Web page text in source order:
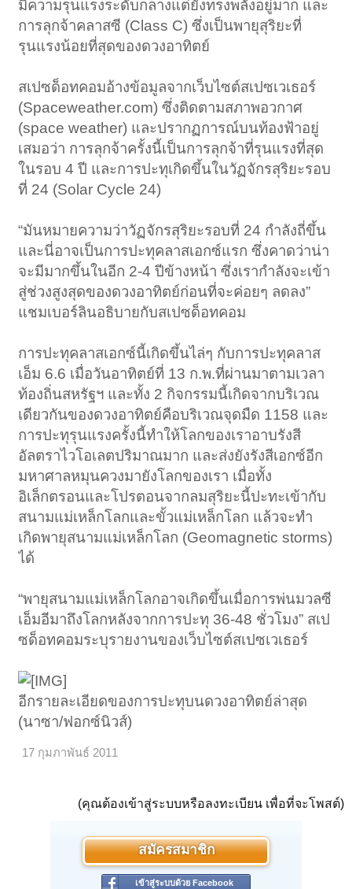
มีความรุนแรงระดับกลางแต่ยังทรงพลังอยู่มาก และ
การลุกจ้าคลาสซี (Class C) ซึ่งเป็นพายุสุริยะที่
รุนแรงน้อยที่สุดของดวงอาทิตย์
สเปซด็อทคอมอ้างข้อมูลจากเว็บไซต์สเปซเวเธอร์
(Spaceweather.com) ซึ่งติดตามสภาพอวกาศ
(space weather) และปรากฏการณ์บนท้องฟ้าอยู่
เสมอว่า การลุกจ้าครั้งนี้เป็นการลุกจ้าที่รุนแรงที่สุด
ในรอบ 4 ปี และการปะทุเกิดขึ้นในวัฏจักรสุริยะรอบ
ที่ 24 (Solar Cycle 24)
“มันหมายความว่าวัฏจักรสุริยะรอบที่ 24 กำลังถี่ขึ้น
และนี่อาจเป็นการปะทุคลาสเอกซ์แรก ซึ่งคาดว่าน่า
จะมีมากขึ้นในอีก 2-4 ปีข้างหน้า ซึ่งเรากำลังจะเข้า
สู่ช่วงสูงสุดของดวงอาทิตย์ก่อนที่จะค่อยๆ ลดลง”
แชมเบอร์ลินอธิบายกับสเปซด็อทคอม
การปะทุคลาสเอกซ์นี้เกิดขึ้นไล่ๆ กับการปะทุคลาส
เอ็ม 6.6 เมื่อวันอาทิตย์ที่ 13 ก.พ.ที่ผ่านมาตามเวลา
ท้องถิ่นสหรัฐฯ และทั้ง 2 กิจกรรมนี้เกิดจากบริเวณ
เดียวกันของดวงอาทิตย์คือบริเวณจุดมืด 1158 และ
การปะทุรุนแรงครั้งนี้ทำให้โลกของเราอาบรังสี
อัลตราไวโอเลตปริมาณมาก และส่งยังรังสีเอกซ์อีก
มหาศาลหมุนควงมายังโลกของเรา เมื่อทั้ง
อิเล็กตรอนและโปรตอนจากลมสุริยะนี้ปะทะเข้ากับ
สนามแม่เหล็กโลกและขั้วแม่เหล็กโลก แล้วจะทำ
เกิดพายุสนามแม่เหล็กโลก (Geomagnetic storms)
ได้
“พายุสนามแม่เหล็กโลกอาจเกิดขึ้นเมื่อการพ่นมวลซี
เอ็มอีมาถึงโลกหลังจากการปะทุ 36-48 ชั่วโมง” สเป
ซด็อทคอมระบุรายงานของเว็บไซต์สเปซเวเธอร์
อีกรายละเอียดของการปะทุบนดวงอาทิตย์ล่าสุด
(นาซา/ฟอกซ์นิวส์)
17 กุมภาพันธ์ 2011
(คุณต้องเข้าสู่ระบบหรือลงทะเบียน เพื่อที่จะโพสต์)
สมัครสมาชิก
เข้าสู่ระบบด้วย Facebook